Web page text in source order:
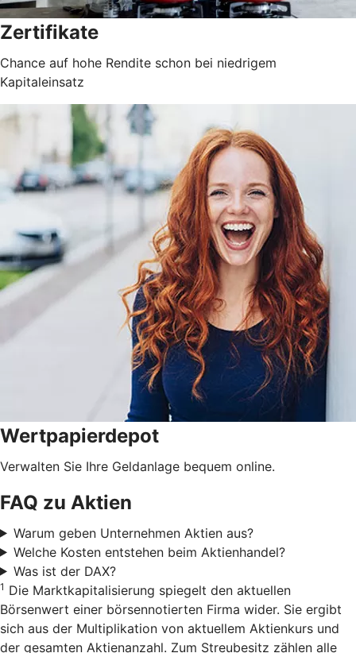
Zertifikate
Chance auf hohe Rendite schon bei niedrigem
Kapitaleinsatz
Wertpapierdepot
Verwalten Sie Ihre Geldanlage bequem online.
FAQ zu Aktien
Warum geben Unternehmen Aktien aus?
Welche Kosten entstehen beim Aktienhandel?
Was ist der DAX?
1 Die Marktkapitalisierung spiegelt den aktuellen
Börsenwert einer börsennotierten Firma wider. Sie ergibt
sich aus der Multiplikation von aktuellem Aktienkurs und
der gesamten Aktienanzahl. Zum Streubesitz zählen alle